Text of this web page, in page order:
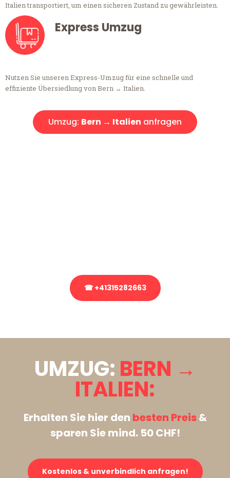
Italien transportiert, um einen sicheren Zustand zu gewährleisten.
Express Umzug
Nutzen Sie unseren Express-Umzug für eine schnelle und
effiziente Übersiedlung von Bern → Italien.
Umzug: Bern → Italien anfragen
☎ +41315282663
UMZUG: BERN →
ITALIEN:
Erhalten Sie hier den besten Preis&
sparen Sie mind. 50 CHF!
Kostenlos & unverbindlich anfragen!